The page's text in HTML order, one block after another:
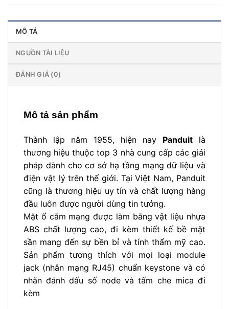
MÔ TẢ
NGUỒN TÀI LIỆU
ĐÁNH GIÁ (0)
Mô tả sản phẩm
Thành lập năm 1955, hiện nay Panduit là
thương hiệu thuộc top 3 nhà cung cấp các giải
pháp dành cho cơ sở hạ tầng mạng dữ liệu và
điện vật lý trên thế giới. Tại Việt Nam, Panduit
cũng là thương hiệu uy tín và chất lượng hàng
đầu luôn được người dùng tin tưởng.
Mặt ổ cắm mạng được làm bằng vật liệu nhựa
ABS chất lượng cao, đi kèm thiết kế bề mặt
sần mang đến sự bền bỉ và tính thẩm mỹ cao.
Sản phẩm tương thích với mọi loại module
jack (nhân mạng RJ45) chuẩn keystone và có
nhãn đánh dấu số node và tấm che mica đi
kèm